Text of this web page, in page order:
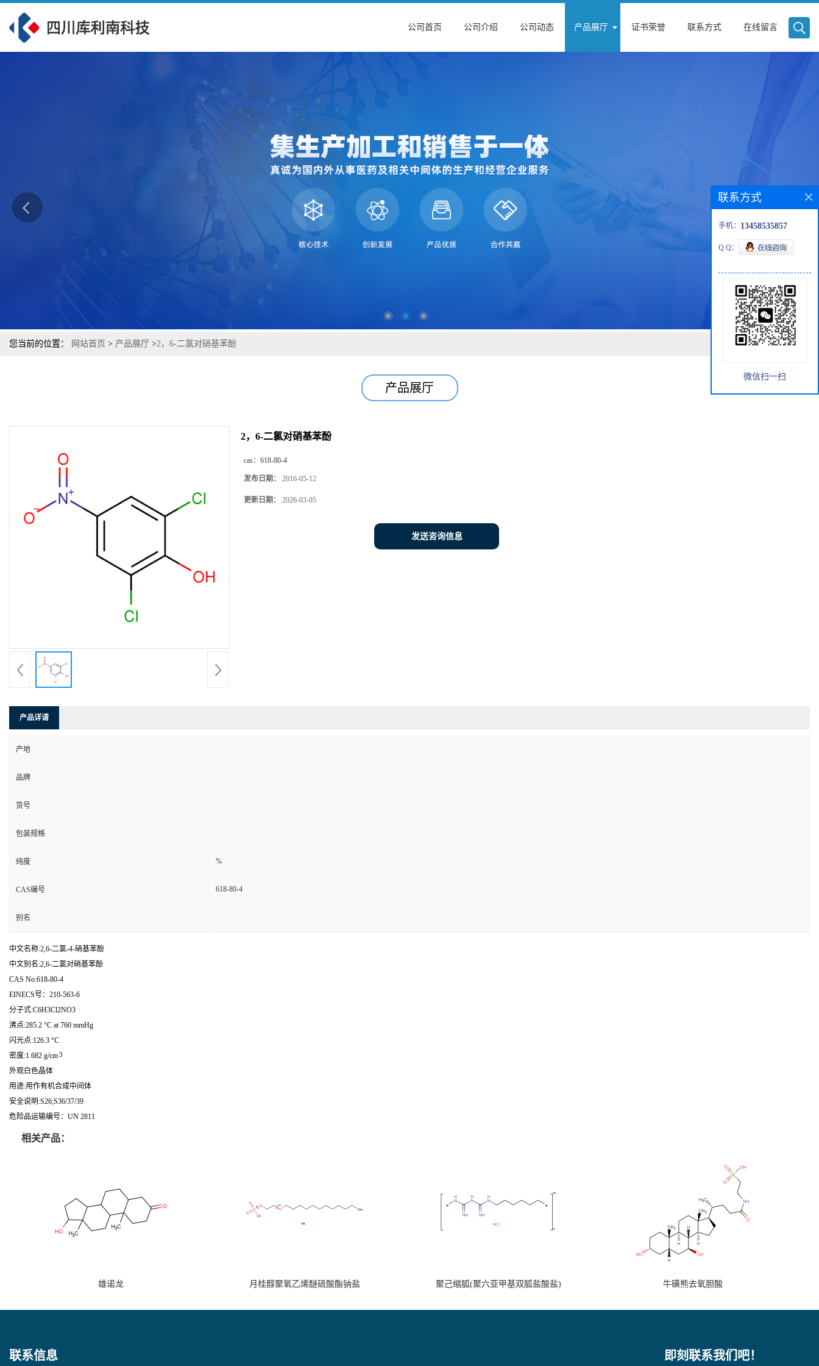
公司首页 公司介绍 公司动态 产品展厅 证书荣誉 联系方式 在线留言
您当前的位置： 网站首页 > 产品展厅 >2，6-二氯对硝基苯酚
产品展厅
2，6-二氯对硝基苯酚
cas： 618-80-4
发布日期： 2016-05-12
更新日期： 2026-03-05
发送咨询信息
产品详请
产地
品牌
货号
包装规格
纯度 %
CAS编号 618-80-4
别名
中文名称:2,6-二氯-4-硝基苯酚
中文别名:2,6-二氯对硝基苯酚
CAS No:618-80-4
EINECS号：210-563-6
分子式:C6H3Cl2NO3
沸点:285.2 °C at 760 mmHg
闪光点:126.3 °C
密度:1.682 g/cm3
外观白色晶体
用途:用作有机合成中间体
安全说明:S26;S36/37/39
危险品运输编号：UN 2811
相关产品：
雄诺龙 月桂醇聚氧乙烯醚硫酸酯钠盐 聚己缩胍(聚六亚甲基双胍盐酸盐) 牛磺熊去氧胆酸
联系方式
手机： 13458535857
Q Q：
微信扫一扫
联系信息 即刻联系我们吧！